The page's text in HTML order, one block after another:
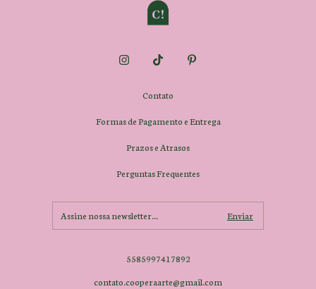
Contato
Formas de Pagamento e Entrega
Prazos e Atrasos
Perguntas Frequentes
5585997417892
contato.cooperaarte@gmail.com